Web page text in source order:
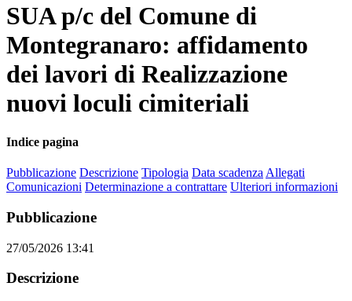
SUA p/c del Comune di
Montegranaro: affidamento
dei lavori di Realizzazione
nuovi loculi cimiteriali
Indice pagina
Pubblicazione Descrizione Tipologia Data scadenza Allegati
Comunicazioni Determinazione a contrattare Ulteriori informazioni
Pubblicazione
27/05/2026 13:41
Descrizione